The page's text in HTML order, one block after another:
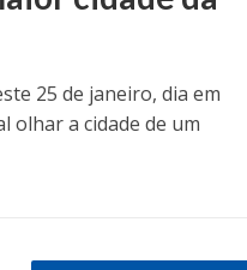
25 de janeiro, dia em
olhar a cidade de um